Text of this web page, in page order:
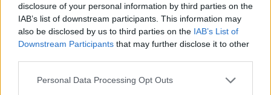
disclosure of your personal information by third parties on the
IAB’s list of downstream participants. This information may
also be disclosed by us to third parties on the IAB’s List of
Downstream Participants that may further disclose it to other
Please note that this website/app uses one or more Google
Personal Data Processing Opt Outs
A Volvo és a Northvolt 3,3 milliárd
dolláros akkumulátor K+F
központot nyit
Elektromos drónnal szállítják majd